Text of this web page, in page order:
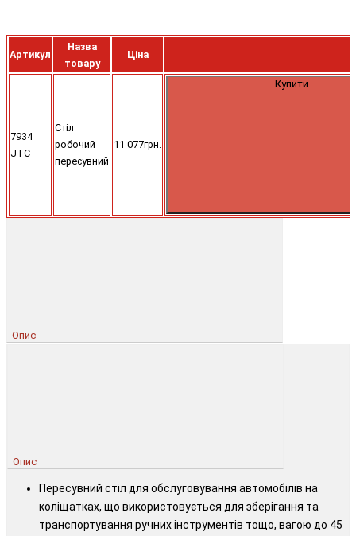
Артикул
Назва
товару
Ціна
7934
JTC
Стіл
робочий
пересувний
11 077грн.
Купити
Опис
Опис
Пересувний стіл для обслуговування автомобілів на
коліщатках, що використовується для зберігання та
транспортування ручних інструментів тощо, вагою до 45